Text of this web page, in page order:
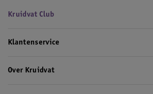
Kruidvat Club
Klantenservice
Over Kruidvat